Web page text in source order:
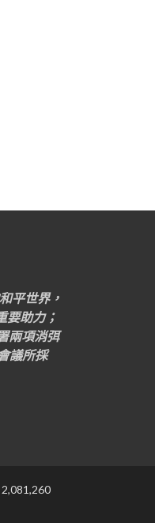
平世界，
要助力；
兩項消弭
議所採